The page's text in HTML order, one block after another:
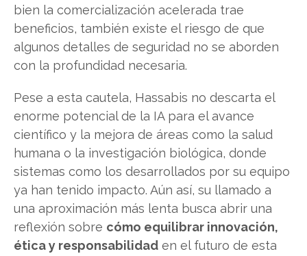
bien la comercialización acelerada trae
beneficios, también existe el riesgo de que
algunos detalles de seguridad no se aborden
con la profundidad necesaria.
Pese a esta cautela, Hassabis no descarta el
enorme potencial de la IA para el avance
científico y la mejora de áreas como la salud
humana o la investigación biológica, donde
sistemas como los desarrollados por su equipo
ya han tenido impacto. Aún así, su llamado a
una aproximación más lenta busca abrir una
reflexión sobre cómo equilibrar innovación,
ética y responsabilidad en el futuro de esta